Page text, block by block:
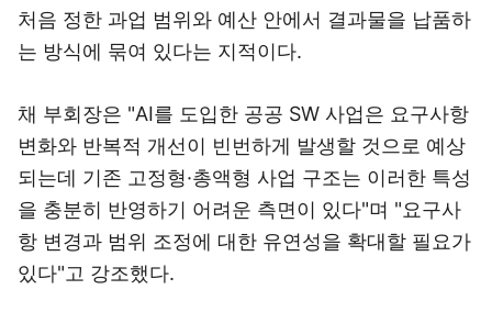
처음 정한 과업 범위와 예산 안에서 결과물을 납품하
는 방식에 묶여 있다는 지적이다.
채 부회장은 "AI를 도입한 공공 SW 사업은 요구사항
변화와 반복적 개선이 빈번하게 발생할 것으로 예상
되는데 기존 고정형·총액형 사업 구조는 이러한 특성
을 충분히 반영하기 어려운 측면이 있다"며 "요구사
항 변경과 범위 조정에 대한 유연성을 확대할 필요가
있다"고 강조했다.